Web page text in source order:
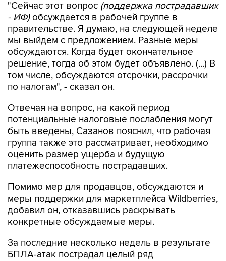
"Сейчас этот вопрос (поддержка пострадавших
- ИФ)обсуждается в рабочей группе в
правительстве. Я думаю, на следующей неделе
мы выйдем с предложением. Разные меры
обсуждаются. Когда будет окончательное
решение, тогда об этом будет объявлено. (...) В
том числе, обсуждаются отсрочки, рассрочки
по налогам", - сказал он.
Отвечая на вопрос, на какой период
потенциальные налоговые послабления могут
быть введены, Сазанов пояснил, что рабочая
группа также это рассматривает, необходимо
оценить размер ущерба и будущую
платежеспособность пострадавших.
Помимо мер для продавцов, обсуждаются и
меры поддержки для маркетплейса Wildberries,
добавил он, отказавшись раскрывать
конкретные обсуждаемые меры.
За последние несколько недель в результате
БПЛА-атак пострадал целый ряд